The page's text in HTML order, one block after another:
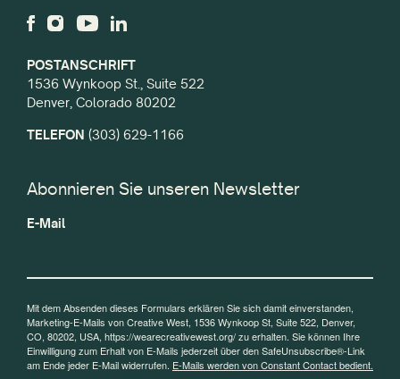
POSTANSCHRIFT
1536 Wynkoop St., Suite 522
Denver, Colorado 80202
TELEFON (303) 629-1166
Abonnieren Sie unseren Newsletter
E-Mail
Mit dem Absenden dieses Formulars erklären Sie sich damit einverstanden,
Marketing-E-Mails von Creative West, 1536 Wynkoop St, Suite 522, Denver,
CO, 80202, USA, https://wearecreativewest.org/ zu erhalten. Sie können Ihre
Einwilligung zum Erhalt von E-Mails jederzeit über den SafeUnsubscribe®-Link
am Ende jeder E-Mail widerrufen. E-Mails werden von Constant Contact bedient.